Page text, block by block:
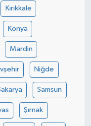
Kırıkkale
Konya
Mardin
Niğde
Samsun
Şırnak